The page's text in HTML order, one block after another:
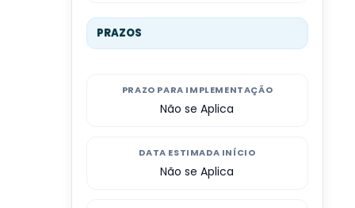
PRAZOS
PRAZO PARA IMPLEMENTAÇÃO
Não se Aplica
DATA ESTIMADA INÍCIO
Não se Aplica